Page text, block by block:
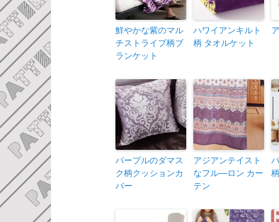
鮮やかな紫のマル
チストライプ柄ブ
ランケット
ハワイアンキルト
柄 タオルケット
パープルのダマス
ク柄クッションカ
バー
アジアンテイスト
なフル―ロン カー
テン